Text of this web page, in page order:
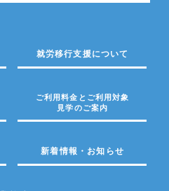
就労移行支援について
ご利用料金とご利用対象
見学のご案内
新着情報・お知らせ